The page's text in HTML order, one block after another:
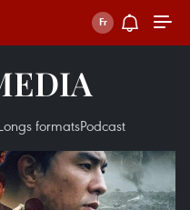
formatsPodcast